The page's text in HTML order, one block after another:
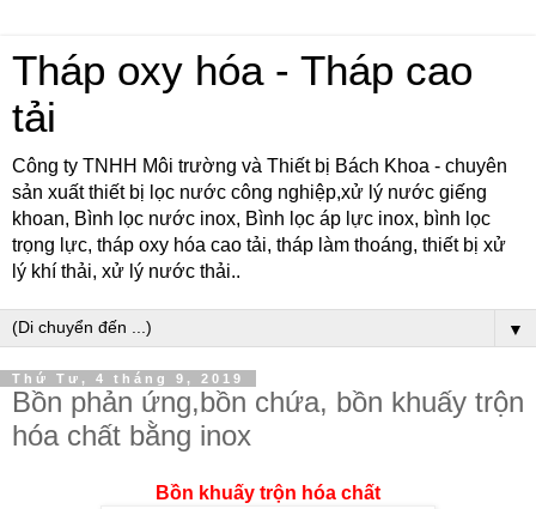
Tháp oxy hóa - Tháp cao
tải
Công ty TNHH Môi trường và Thiết bị Bách Khoa - chuyên
sản xuất thiết bị lọc nước công nghiệp,xử lý nước giếng
khoan, Bình lọc nước inox, Bình lọc áp lực inox, bình lọc
trọng lực, tháp oxy hóa cao tải, tháp làm thoáng, thiết bị xử
lý khí thải, xử lý nước thải..
▼
Thứ Tư, 4 tháng 9, 2019
Bồn phản ứng,bồn chứa, bồn khuấy trộn
hóa chất bằng inox
Bồn khuấy trộn hóa chất